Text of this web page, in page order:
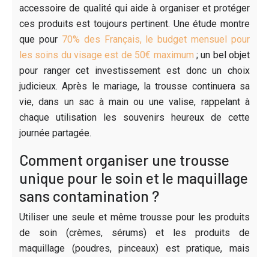
accessoire de qualité qui aide à organiser et protéger
ces produits est toujours pertinent. Une étude montre
que pour 70% des Français, le budget mensuel pour
les soins du visage est de 50€ maximum ; un bel objet
pour ranger cet investissement est donc un choix
judicieux. Après le mariage, la trousse continuera sa
vie, dans un sac à main ou une valise, rappelant à
chaque utilisation les souvenirs heureux de cette
journée partagée.
Comment organiser une trousse
unique pour le soin et le maquillage
sans contamination ?
Utiliser une seule et même trousse pour les produits
de soin (crèmes, sérums) et les produits de
maquillage (poudres, pinceaux) est pratique, mais